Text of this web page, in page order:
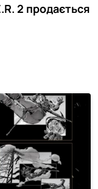
2 продається